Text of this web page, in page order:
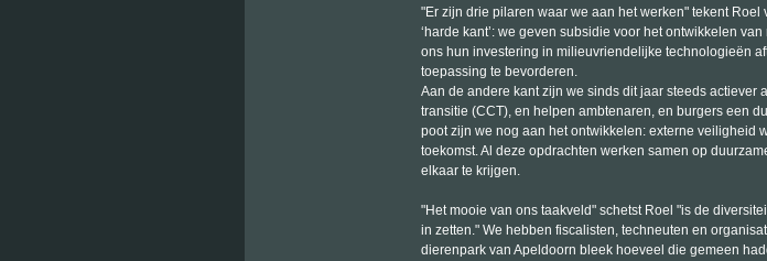
"Er zijn drie pilaren waar we aan het werken" tekent
‘harde kant’: we geven subsidie voor het ontwikkelen
ons hun investering in milieuvriendelijke technologieën
toepassing te bevorderen.
Aan de andere kant zijn we sinds dit jaar steeds actiever
transitie (CCT), en helpen ambtenaren, en burgers een
poot zijn we nog aan het ontwikkelen: externe veiligheid
toekomst. Al deze opdrachten werken samen op
elkaar te krijgen.
"Het mooie van ons taakveld" schetst Roel "is de
in zetten." We hebben fiscalisten, techneuten en
dierenpark van Apeldoorn bleek hoeveel die gemeen